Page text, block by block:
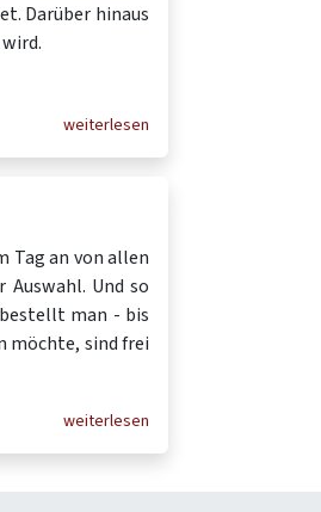
Darüber hinaus
weiterlesen
Tag an von allen
Und so
man - bis
möchte, sind frei
weiterlesen